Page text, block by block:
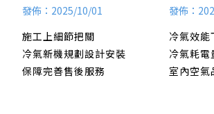
發佈：2025/10/01
施工上細節把關
冷氣新機規劃設計安裝
保障完善售後服務
發佈：
冷氣效能
冷氣耗電
室內空氣